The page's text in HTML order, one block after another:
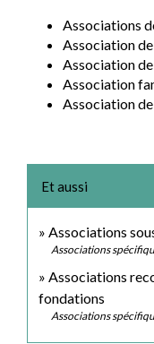
Associations
Association
Association
Association
Association
Et aussi
Associations
Associations
Associations
fondations
Associations